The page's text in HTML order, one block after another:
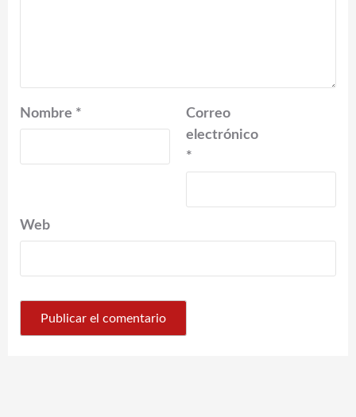
Nombre *
Correo
electrónico
*
Web